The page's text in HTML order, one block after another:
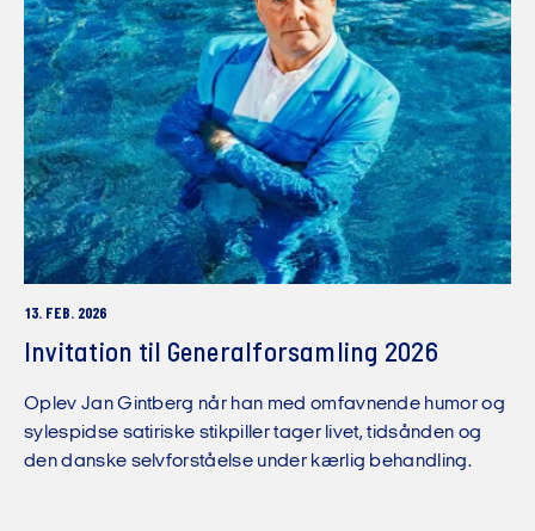
13. FEB. 2026
Invitation til Generalforsamling 2026
Oplev Jan Gintberg når han med omfavnende humor og
sylespidse satiriske stikpiller tager livet, tidsånden og
den danske selvforståelse under kærlig behandling.